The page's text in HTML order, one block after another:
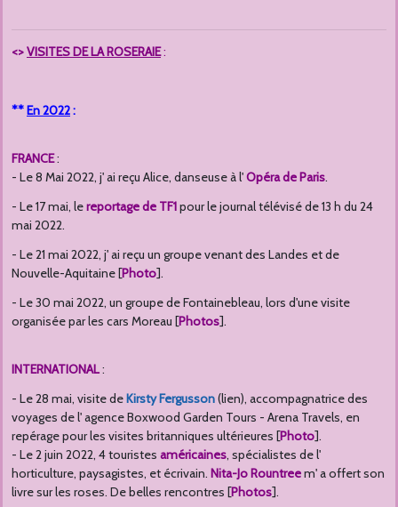
<>VISITES DE LA ROSERAIE:
**En 2022:
FRANCE:
- Le 8 Mai 2022, j' ai reçu Alice, danseuse à l'Opéra de Paris.
- Le 17 mai, lereportage de TF1pour le journal télévisé de 13 h du 24
mai 2022.
- Le 21 mai 2022, j' ai reçu un groupe venant des Landes et de
Nouvelle-Aquitaine [Photo].
- Le 30 mai 2022, un groupe de Fontainebleau, lors d'une visite
organisée par les cars Moreau [Photos].
INTERNATIONAL:
- Le 28 mai, visite deKirsty Fergusson(lien), accompagnatrice des
voyages de l' agence Boxwood Garden Tours - Arena Travels, en
repérage pour les visites britanniques ultérieures [Photo].
- Le 2 juin 2022, 4 touristes américaines, spécialistes de l'
horticulture, paysagistes, et écrivain. Nita-Jo Rountreem' a offert son
livre sur les roses. De belles rencontres [Photos].